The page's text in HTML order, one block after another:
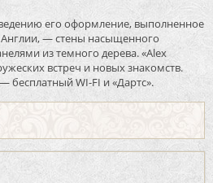
его оформление, выполненное
— стены насыщенного
из темного дерева. «Alex
встреч и новых знакомств.
бесплатный WI-FI и «Дартс».